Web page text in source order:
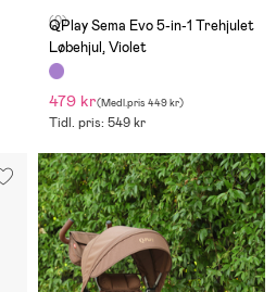
(0)
QPlay Sema Evo 5-in-1 Trehjulet
Løbehjul, Violet
479 kr(Medl.pris 449 kr)
Tidl. pris: 549 kr